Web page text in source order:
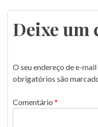
de
Post
Deixe um
O seu endereço de e-
obrigatórios são
Comentário *